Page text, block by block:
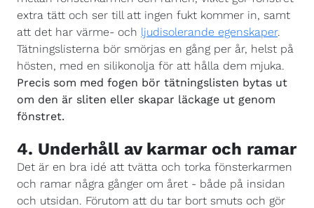
extra tätt och ser till att ingen fukt kommer in, samt
att det har värme- och ljudisolerande egenskaper.
Tätningslisterna bör smörjas en gång per år, helst på
hösten, med en silikonolja för att hålla dem mjuka.
Precis som med fogen bör tätningslisten bytas ut
om den är sliten eller skapar läckage ut genom
fönstret.
4. Underhåll av karmar och ramar
Det är en bra idé att tvätta och torka fönsterkarmen
och ramar några gånger om året - både på insidan
och utsidan. Förutom att du tar bort smuts och gör